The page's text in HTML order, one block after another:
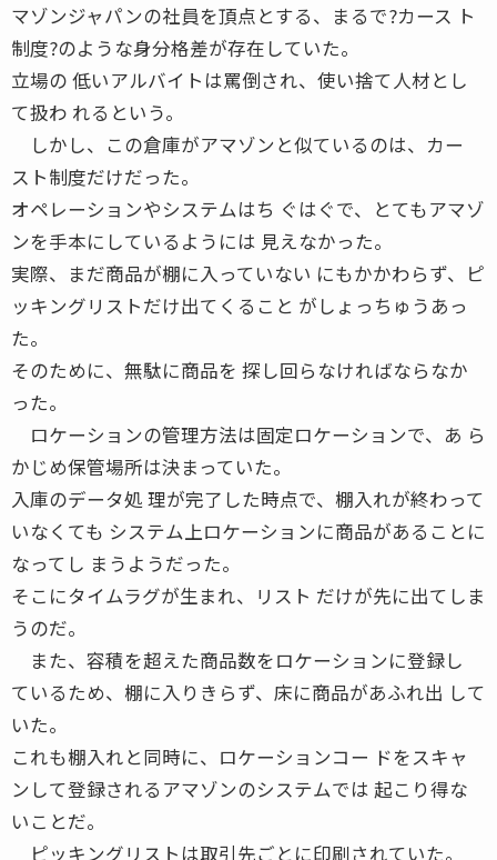
マゾンジャパンの社員を頂点とする、まるで?カース ト
制度?のような身分格差が存在していた。
立場の 低いアルバイトは罵倒され、使い捨て人材とし
て扱わ れるという。
しかし、この倉庫がアマゾンと似ているのは、カー
スト制度だけだった。
オペレーションやシステムはち ぐはぐで、とてもアマゾ
ンを手本にしているようには 見えなかった。
実際、まだ商品が棚に入っていない にもかかわらず、ピ
ッキングリストだけ出てくること がしょっちゅうあっ
た。
そのために、無駄に商品を 探し回らなければならなか
った。
ロケーションの管理方法は固定ロケーションで、あ ら
かじめ保管場所は決まっていた。
入庫のデータ処 理が完了した時点で、棚入れが終わって
いなくても システム上ロケーションに商品があることに
なってし まうようだった。
そこにタイムラグが生まれ、リスト だけが先に出てしま
うのだ。
また、容積を超えた商品数をロケーションに登録し
ているため、棚に入りきらず、床に商品があふれ出 して
いた。
これも棚入れと同時に、ロケーションコー ドをスキャ
ンして登録されるアマゾンのシステムでは 起こり得な
いことだ。
ピッキングリストは取引先ごとに印刷されていた。